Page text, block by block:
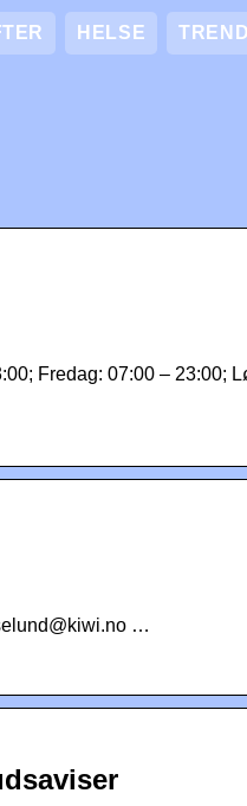
HELSE
Fredag: 07:00 – 23:00;
…